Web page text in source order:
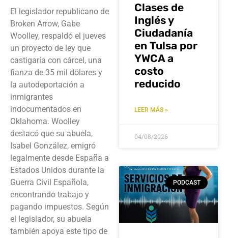
El legislador republicano de
Broken Arrow, Gabe
Woolley, respaldó el jueves
un proyecto de ley que
castigaría con cárcel, una
fianza de 35 mil dólares y
la autodeportación a
inmigrantes
indocumentados en
Oklahoma. Woolley
destacó que su abuela,
Isabel González, emigró
legalmente desde España a
Estados Unidos durante la
Guerra Civil Española,
encontrando trabajo y
pagando impuestos. Según
el legislador, su abuela
también apoya este tipo de
Clases de
Inglés y
Ciudadanía
en Tulsa por
YWCA a
costo
reducido
LEER MÁS »
04/08/2026
PODCAST